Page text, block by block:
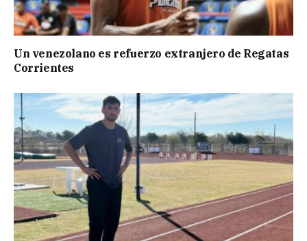
Un venezolano es refuerzo extranjero de Regatas
Corrientes